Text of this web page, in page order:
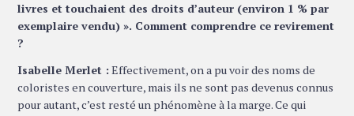
livres et touchaient des droits d’auteur (environ 1 % par
exemplaire vendu) ». Comment comprendre ce revirement
?
Isabelle Merlet : Effectivement, on a pu voir des noms de
coloristes en couverture, mais ils ne sont pas devenus connus
pour autant, c’est resté un phénomène à la marge. Ce qui